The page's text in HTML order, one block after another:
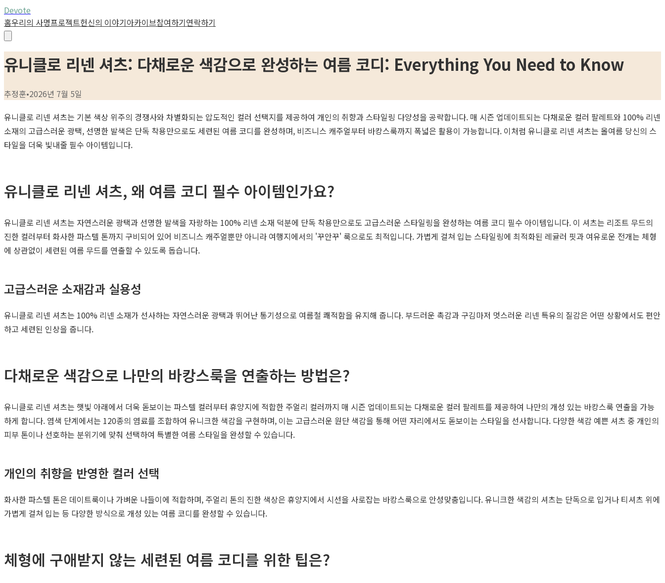
Devote
홈우리의 사명프로젝트헌신의 이야기아카이브참여하기연락하기
유니클로 리넨 셔츠: 다채로운 색감으로 완성하는 여름 코디: Everything You Need to Know
추정훈•2026년 7월 5일
유니클로 리넨 셔츠는 기본 색상 위주의 경쟁사와 차별화되는 압도적인 컬러 선택지를 제공하여 개인의 취향과 스타일링 다양성을 공략합니다. 매 시즌 업데이트되는 다채로운 컬러 팔레트와 100% 리넨
소재의 고급스러운 광택, 선명한 발색은 단독 착용만으로도 세련된 여름 코디를 완성하며, 비즈니스 캐주얼부터 바캉스룩까지 폭넓은 활용이 가능합니다. 이처럼 유니클로 리넨 셔츠는 올여름 당신의 스
타일을 더욱 빛내줄 필수 아이템입니다.
유니클로 리넨 셔츠, 왜 여름 코디 필수 아이템인가요?
유니클로 리넨 셔츠는 자연스러운 광택과 선명한 발색을 자랑하는 100% 리넨 소재 덕분에 단독 착용만으로도 고급스러운 스타일링을 완성하는 여름 코디 필수 아이템입니다. 이 셔츠는 리조트 무드의
진한 컬러부터 화사한 파스텔 톤까지 구비되어 있어 비즈니스 캐주얼뿐만 아니라 여행지에서의 '꾸안꾸' 룩으로도 최적입니다. 가볍게 걸쳐 입는 스타일링에 최적화된 레귤러 핏과 여유로운 전개는 체형
에 상관없이 세련된 여름 무드를 연출할 수 있도록 돕습니다.
고급스러운 소재감과 실용성
유니클로 리넨 셔츠는 100% 리넨 소재가 선사하는 자연스러운 광택과 뛰어난 통기성으로 여름철 쾌적함을 유지해 줍니다. 부드러운 촉감과 구김마저 멋스러운 리넨 특유의 질감은 어떤 상황에서도 편안
하고 세련된 인상을 줍니다.
다채로운 색감으로 나만의 바캉스룩을 연출하는 방법은?
유니클로 리넨 셔츠는 햇빛 아래에서 더욱 돋보이는 파스텔 컬러부터 휴양지에 적합한 주얼리 컬러까지 매 시즌 업데이트되는 다채로운 컬러 팔레트를 제공하여 나만의 개성 있는 바캉스룩 연출을 가능
하게 합니다. 염색 단계에서는 120종의 염료를 조합하여 유니크한 색감을 구현하며, 이는 고급스러운 원단 색감을 통해 어떤 자리에서도 돋보이는 스타일을 선사합니다. 다양한 색감 예쁜 셔츠 중 개인의
피부 톤이나 선호하는 분위기에 맞춰 선택하여 특별한 여름 스타일을 완성할 수 있습니다.
개인의 취향을 반영한 컬러 선택
화사한 파스텔 톤은 데이트룩이나 가벼운 나들이에 적합하며, 주얼리 톤의 진한 색상은 휴양지에서 시선을 사로잡는 바캉스룩으로 안성맞춤입니다. 유니크한 색감의 셔츠는 단독으로 입거나 티셔츠 위에
가볍게 걸쳐 입는 등 다양한 방식으로 개성 있는 여름 코디를 완성할 수 있습니다.
체형에 구애받지 않는 세련된 여름 코디를 위한 팁은?